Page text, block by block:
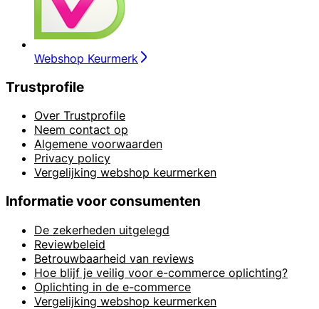
Webshop Keurmerk
Trustprofile
Over Trustprofile
Neem contact op
Algemene voorwaarden
Privacy policy
Vergelijking webshop keurmerken
Informatie voor consumenten
De zekerheden uitgelegd
Reviewbeleid
Betrouwbaarheid van reviews
Hoe blijf je veilig voor e-commerce oplichting?
Oplichting in de e-commerce
Vergelijking webshop keurmerken